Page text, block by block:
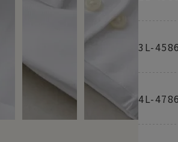
3L-4586
4L-4786